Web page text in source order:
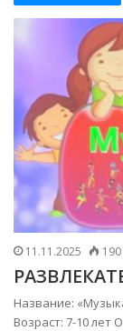
11.11.2025 190
Название:
Возраст: 7-10 лет